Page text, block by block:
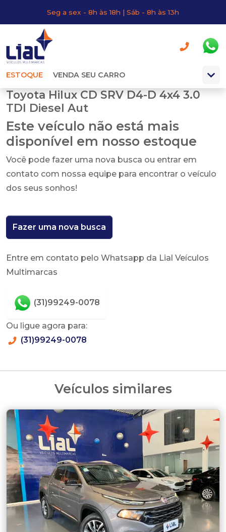
Seg a sex - 8h às 18h | Sáb - 8h às 13h
ESTOQUE VENDA SEU CARRO
Toyota Hilux CD SRV D4-D 4x4 3.0
TDI Diesel Aut
Este veículo não está mais
disponível em nosso estoque
Você pode fazer uma nova busca ou entrar em
contato com nossa equipe para encontrar o veículo
dos seus sonhos!
Fazer uma nova busca
Entre em contato pelo Whatsapp da Lial Veículos
Multimarcas
(31)99249-0078
Ou ligue agora para:
(31)99249-0078
Veículos similares